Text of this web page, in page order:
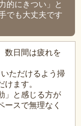
的にきつい」と
でも大丈夫です
数日間は疲れを
ただけるよう掃
ます。
」と感じる方が
ースで無理なく